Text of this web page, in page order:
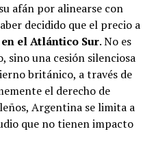
afán por alinearse con
decidido que el precio a
el Atlántico Sur. No es
una cesión silenciosa
británico, a través de
el derecho de
Argentina se limita a
que no tienen impacto